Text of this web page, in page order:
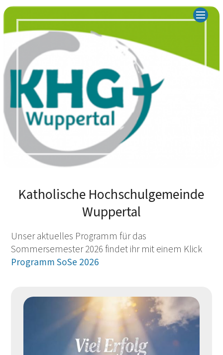
Katholische Hochschulgemeinde
Wuppertal
Unser aktuelles Programm für das
Sommersemester 2026 findet ihr mit einem Klick
Programm SoSe 2026